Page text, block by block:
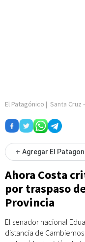
El Patagónico | Santa Cruz -
+ Agregar El
Ahora Costa
por traspaso
Provincia
El senador nacional
distancia de